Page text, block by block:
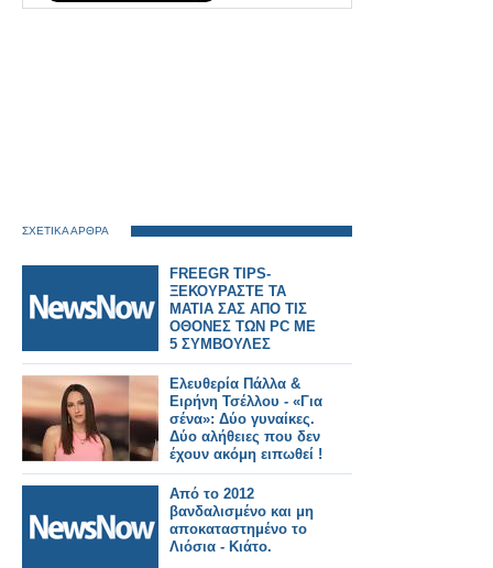
ΣΧΕΤΙΚΑ ΑΡΘΡΑ
FREEGR TIPS-
ΞΕΚΟΥΡΑΣΤΕ ΤΑ
ΜΑΤΙΑ ΣΑΣ ΑΠΟ ΤΙΣ
ΟΘΟΝΕΣ ΤΩΝ PC ME
5 ΣΥΜΒΟΥΛΕΣ
Ελευθερία Πάλλα &
Ειρήνη Τσέλλου - «Για
σένα»: Δύο γυναίκες.
Δύο αλήθειες που δεν
έχουν ακόμη ειπωθεί !
Έρχεται στον Alpha!
Από το 2012
βανδαλισμένο και μη
αποκαταστημένο το
Λιόσια - Κιάτο.